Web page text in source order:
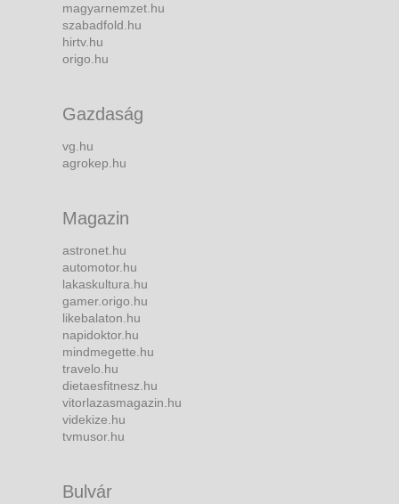
magyarnemzet.hu
szabadfold.hu
hirtv.hu
origo.hu
Gazdaság
vg.hu
agrokep.hu
Magazin
astronet.hu
automotor.hu
lakaskultura.hu
gamer.origo.hu
likebalaton.hu
napidoktor.hu
mindmegette.hu
travelo.hu
dietaesfitnesz.hu
vitorlazasmagazin.hu
videkize.hu
tvmusor.hu
Bulvár